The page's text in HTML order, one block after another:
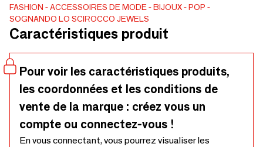
l’impression d’un mouvement continu et non pas d’une
séquence d’images fixes. C’est l’idée que j’ai voulu donner à
cette collection : le mouvement. Les bandes de photos à
cordon a été réalisé avec des tissus et dentelles et fils de
coton. C’est la version de couleur verte.
FASHION ACCESSOIRES DE MODE BIJOUX
POP
SOGNANDO LO SCIROCCO JEWELS
Caractéristiques produit
Pour voir les caractéristiques produits,
les coordonnées et les conditions de
vente de la marque : créez vous un
compte ou connectez-vous !
En vous connectant, vous pourrez visualiser les